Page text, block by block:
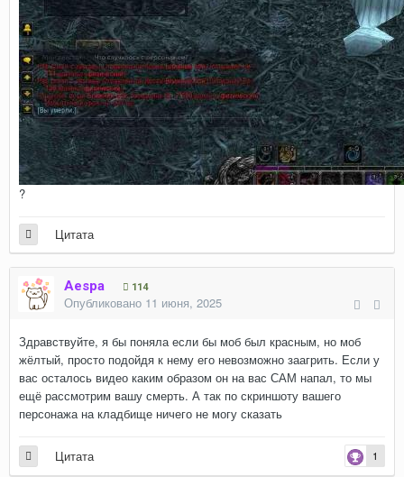
?
Цитата
Aespa 114
Опубликовано 11 июня, 2025
Здравствуйте, я бы поняла если бы моб был красным, но моб
жёлтый, просто подойдя к нему его невозможно заагрить. Если у
вас осталось видео каким образом он на вас САМ напал, то мы
ещё рассмотрим вашу смерть. А так по скриншоту вашего
персонажа на кладбище ничего не могу сказать
1
Цитата